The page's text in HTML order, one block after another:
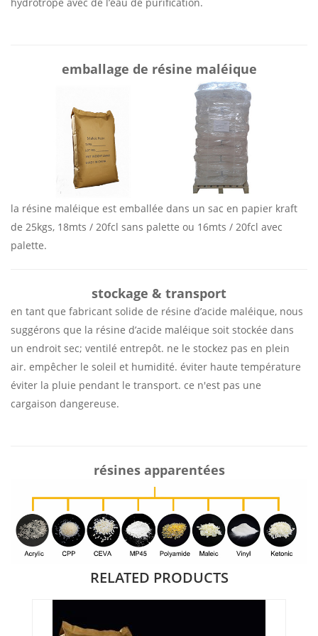
emballage de résine maléique
la résine maléique est emballée dans un sac en papier kraft
de 25kgs, 18mts / 20fcl sans palette ou 16mts / 20fcl avec
palette.
stockage & transport
en tant que fabricant solide de résine d’acide maléique, nous
suggérons que la résine d’acide maléique soit stockée dans
un endroit sec; ventilé entrepôt. ne le stockez pas en plein
air. empêcher le soleil et humidité. éviter haute température
éviter la pluie pendant le transport. ce n'est pas une
cargaison dangereuse.
résines apparentées
RELATED PRODUCTS